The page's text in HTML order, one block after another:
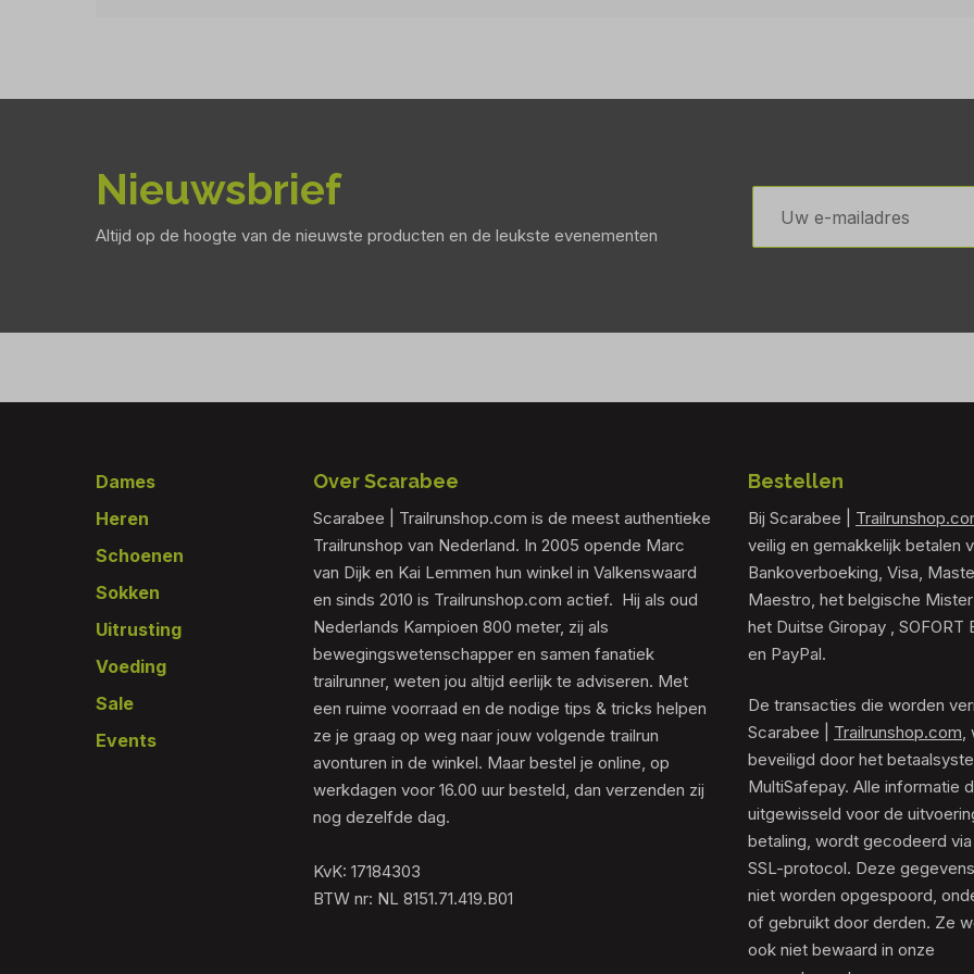
Nieuwsbrief
Altijd op de hoogte van de nieuwste producten en de leukste evenementen
E-
mailadres
Footer
Dames
Heren
Schoenen
Sokken
Uitrusting
Voeding
Sale
Events
Over Scarabee
Scarabee | Trailrunshop.com is de meest authentieke
Trailrunshop van Nederland. In 2005 opende Marc
van Dijk en Kai Lemmen hun winkel in Valkenswaard
en sinds 2010 is Trailrunshop.com actief. Hij als oud
Nederlands Kampioen 800 meter, zij als
bewegingswetenschapper en samen fanatiek
trailrunner, weten jou altijd eerlijk te adviseren. Met
een ruime voorraad en de nodige tips & tricks helpen
ze je graag op weg naar jouw volgende trailrun
avonturen in de winkel. Maar bestel je online, op
werkdagen voor 16.00 uur besteld, dan verzenden zij
nog dezelfde dag.
KvK: 17184303
BTW nr: NL 8151.71.419.B01
Bestellen
Bij Scarabee |
veilig en gemakkelijk betalen
Bankoverboeking, Visa,
Maestro, het belgische Mister
het Duitse Giropay , SOFORT
en PayPal.
De transacties die worden
Scarabee | Trailrunshop.com,
beveiligd door het
MultiSafepay. Alle informatie
uitgewisseld voor de
betaling, wordt gecodeerd
SSL-protocol. Deze
niet worden opgespoord,
of gebruikt door derden. Ze
ook niet bewaard in onze